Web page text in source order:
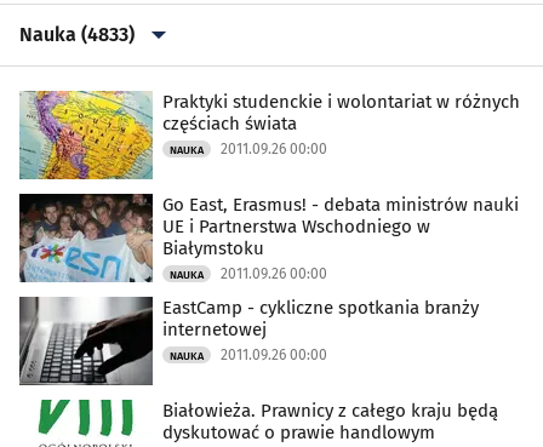
Nauka (4833)
Wszystkie
Aktualności(37555)
Kultura i Rozrywka(18494)
Sport(14016)
Biznes(4742)
Praca(1980)
Praktyki studenckie i wolontariat w różnych
częściach świata
NAUKA 2011.09.26 00:00
Go East, Erasmus! - debata ministrów nauki
UE i Partnerstwa Wschodniego w
Białymstoku
NAUKA 2011.09.26 00:00
EastCamp - cykliczne spotkania branży
internetowej
NAUKA 2011.09.26 00:00
Białowieża. Prawnicy z całego kraju będą
dyskutować o prawie handlowym